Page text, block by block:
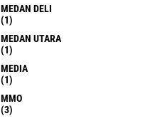
MEDAN DELI
(1)
MEDAN UTARA
(1)
MEDIA
(1)
MMO
(3)